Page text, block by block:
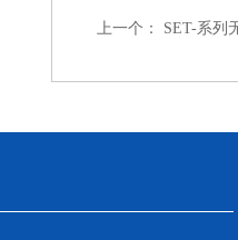
上一个： SET-系列